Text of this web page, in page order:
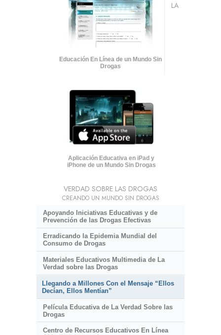
Educación En Línea de un Mundo Sin
Drogas
Aplicación Educativa en iPad y
iPhone de un Mundo Sin Drogas
LA
VERDAD SOBRE LAS DROGAS
CREANDO UN MUNDO SIN DROGAS
Apoyando Iniciativas Educativas y de
Prevención de las Drogas Efectivas
Erradicando la Epidemia Mundial del
Consumo de Drogas
Materiales Educativos Multimedia de La
Verdad sobre las Drogas
Llegando a Millones Con el Mensaje “Ellos
Decían, Ellos Mentían”
Película Educativa de La Verdad Sobre las
Drogas
Centro de Recursos Educativos En Línea